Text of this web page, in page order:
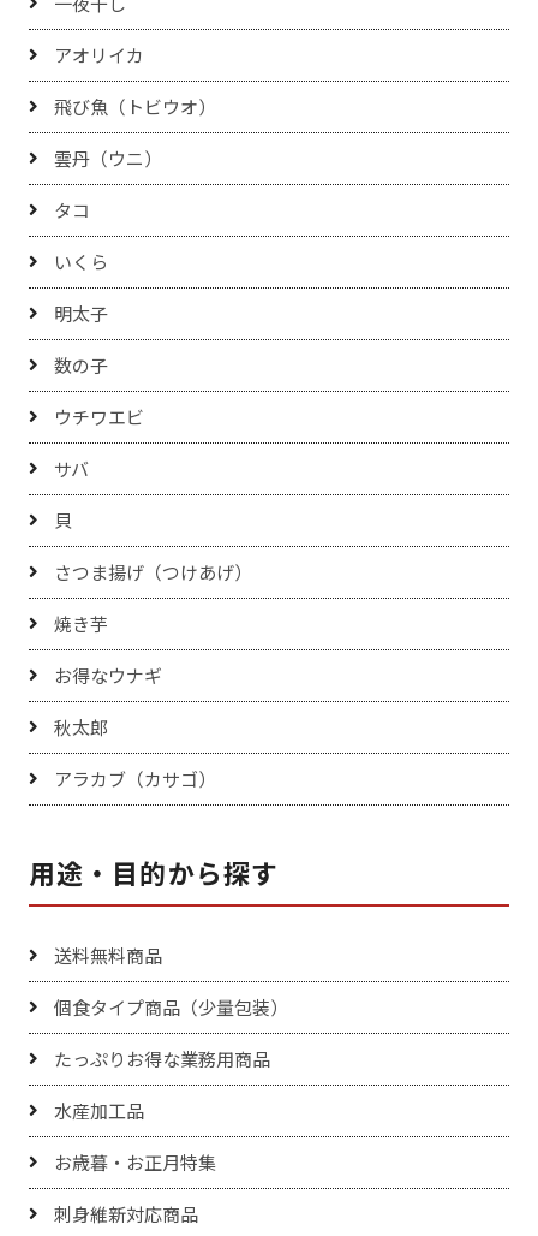
アオリイカ
飛び魚（トビウオ）
雲丹（ウニ）
タコ
いくら
明太子
数の子
ウチワエビ
サバ
貝
さつま揚げ（つけあげ）
焼き芋
お得なウナギ
秋太郎
アラカブ（カサゴ）
用途・目的から探す
送料無料商品
個食タイプ商品（少量包装）
たっぷりお得な業務用商品
水産加工品
お歳暮・お正月特集
刺身維新対応商品